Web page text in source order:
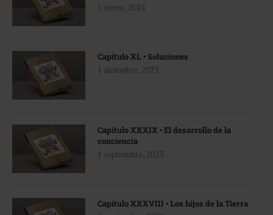
1 enero, 2024
Capítulo XL • Soluciones
1 diciembre, 2023
Capítulo XXXIX • El desarrollo de la
conciencia
1 septiembre, 2023
Capítulo XXXVIII • Los hijos de la Tierra